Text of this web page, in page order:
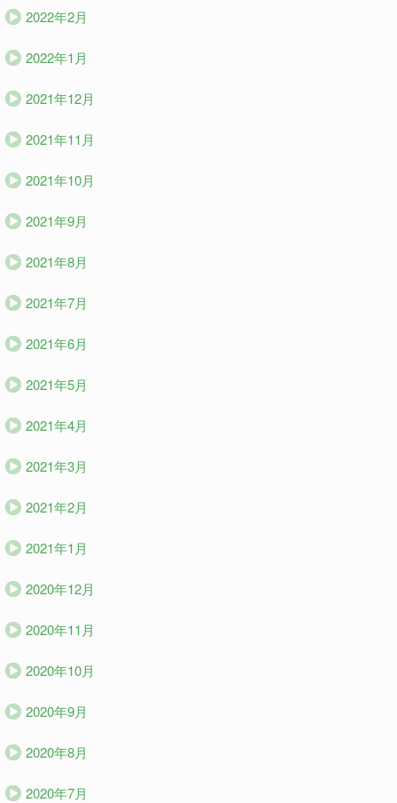
2022年2月
2022年1月
2021年12月
2021年11月
2021年10月
2021年9月
2021年8月
2021年7月
2021年6月
2021年5月
2021年4月
2021年3月
2021年2月
2021年1月
2020年12月
2020年11月
2020年10月
2020年9月
2020年8月
2020年7月